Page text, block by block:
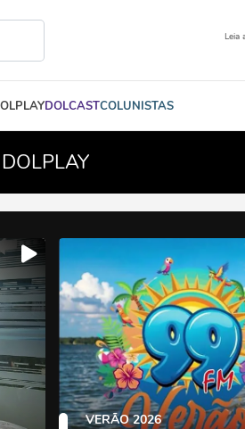
Leia
DOLCASTCOLUNISTAS
DOLPLAY
VERÃO 2026